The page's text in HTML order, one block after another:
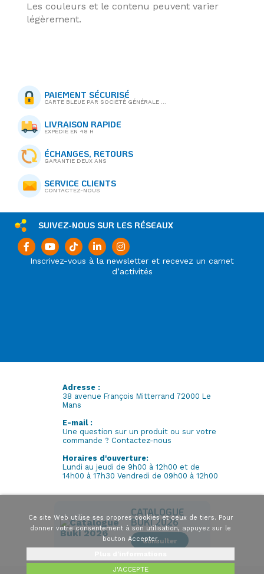
Les couleurs et le contenu peuvent varier
légèrement.
PAIEMENT SÉCURISÉ
CARTE BLEUE PAR SOCIÉTÉ GÉNÉRALE ...
LIVRAISON RAPIDE
EXPÉDIÉ EN 48 H
ÉCHANGES, RETOURS
GARANTIE DEUX ANS
SERVICE CLIENTS
CONTACTEZ-NOUS
Inscrivez-vous à la newsletter et recevez un carnet
d’activités
SUIVEZ-NOUS SUR LES RÉSEAUX
Adresse :
38 avenue François Mitterrand 72000 Le
Mans
E-mail :
Une question sur un produit ou sur votre
commande ? Contactez-nous
Horaires d'ouverture:
Lundi au jeudi de 9h00 à 12h00 et de
14h00 à 17h30 Vendredi de 09h00 à 12h00
CATALOGUE
BUKI 2026
Consulter
Ce site Web utilise ses propres cookies et ceux de tiers. Pour
donner votre consentement à son utilisation, appuyez sur le
bouton Accepter.
J'ACCEPTE